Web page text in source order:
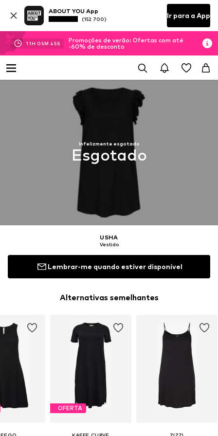
ABOUT YOU App
(152 700) Ir para a App
11H 05M 44S
Promoções de verão: Ofertas com até
-60% de desconto
Infelizmente esgotado
Esgotado
USHA
Vestido
Lembrar-me quando estiver disponível
Alternativas semelhantes
OFERTA